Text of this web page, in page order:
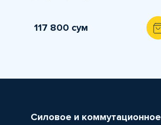
117 800 сум
Силовое и коммутационное